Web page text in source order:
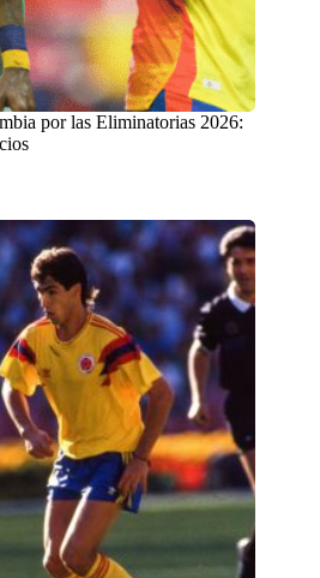
por las Eliminatorias 2026: